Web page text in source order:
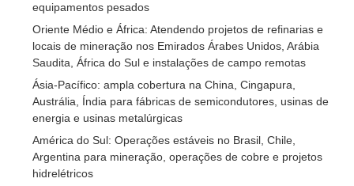
equipamentos pesados
Oriente Médio e África: Atendendo projetos de refinarias e
locais de mineração nos Emirados Árabes Unidos, Arábia
Saudita, África do Sul e instalações de campo remotas
Ásia-Pacífico: ampla cobertura na China, Cingapura,
Austrália, Índia para fábricas de semicondutores, usinas de
energia e usinas metalúrgicas
América do Sul: Operações estáveis ​​no Brasil, Chile,
Argentina para mineração, operações de cobre e projetos
hidrelétricos